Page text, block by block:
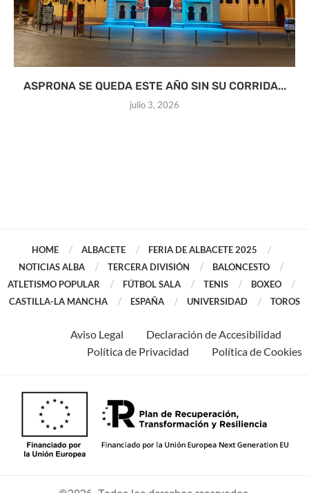
ASPRONA SE QUEDA ESTE AÑO SIN SU CORRIDA...
julio 3, 2026
HOME ALBACETE
FERIA DE ALBACETE 2025
NOTICIAS ALBA
TERCERA DIVISIÓN
BALONCESTO
ATLETISMO POPULAR
FÚTBOL SALA TENIS
BOXEO
CASTILLA-LA MANCHA
ESPAÑA UNIVERSIDAD TOROS
Aviso Legal
Declaración de Accesibilidad
Política de Privacidad
Política de Cookies